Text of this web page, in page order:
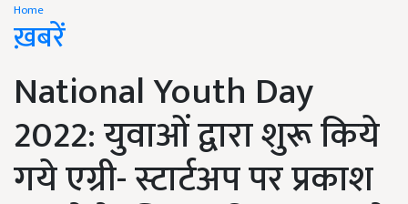
Home
ख़बरें
National Youth Day
2022: युवाओं द्वारा शुरू किये
गये एग्री- स्टार्टअप पर प्रकाश